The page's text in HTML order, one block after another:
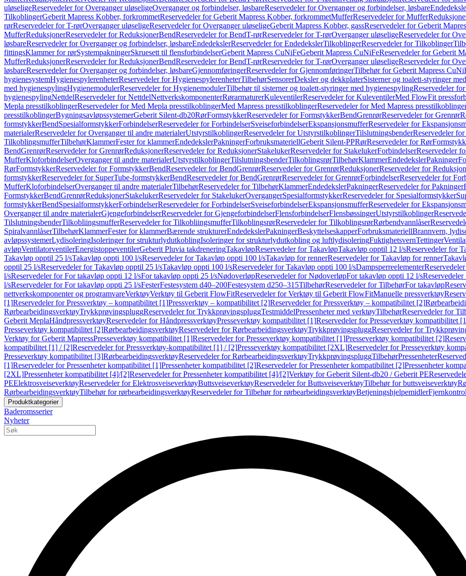
uløseligeReservedeler for Overganger uløseligeOverganger og forbindelser, løsbareReservedeler for Overganger og forbindelser, løsbare
TilkoblingerGeberit Mapress Kobber, forkrommetReservedeler for Geberit Mapress Kobber, forkrommetMufferReservedeler for Muffer
rørReservedeler for T-rørOverganger uløseligeReservedeler for Overganger uløseligeGeberit Mapress Kobber, gassReservedeler for Geberit
MufferReduksjonerReservedeler for ReduksjonerBendReservedeler for BendT-rørReservedeler for T-rørOverganger uløseligeReservedeler for
løsbareReservedeler for Overganger og forbindelser, løsbareEndedekslerReservedeler for EndedekslerTilkoblingerReservedeler for Tilkoblinger
fittingsKlammer for rørSystempakningerSkruesett til flensforbindelserGeberit Mapress CuNiFeGeberit Mapress CuNiFeReservedeler for Geberit
MufferReduksjonerReservedeler for ReduksjonerBendReservedeler for BendT-rørReservedeler for T-rørOverganger uløseligeReservedeler for
løsbareReservedeler for Overganger og forbindelser, løsbareGjennomføringerReservedeler for GjennomføringerTilbehør for Geberit Mapress
hygienesystemHygienespylerenheterReservedeler for HygienespylerenheterTilbehørSensorerDeksler og dekkplaterSisterner og toalett-styringer
med hygienespylingHygienemodulerReservedeler for HygienemodulerTilbehør til sisterner og toalett-styringer med hygienespylingReservedeler
hygienespylingNettdelReservedeler for NettdelNettverkskomponenterRørarmaturerKuleventilerReservedeler for KuleventilerMed FlowFit
Mepla presstilkoblingerReservedeler for Med Mepla presstilkoblingerMed Mapress presstilkoblingerReservedeler for Med Mapress
presstilkoblingerBygningsavløpssystemerGeberit Silent-db20RørFormstykkerReservedeler for FormstykkerBendGrenrørReservedeler for Grenrør
formstykkerBendSpesialformstykkerForbindelserReservedeler for ForbindelserSveiseforbindelserEkspansjonsmufferReservedeler for
materialerReservedeler for Overganger til andre materialerUtstyrstilkoblingerReservedeler for UtstyrstilkoblingerTilslutningsbenderReservedeler
TilkoblingsmufferTilbehørKlammerFester for klammerEndedekslerPakningerForbruksmateriellGeberit Silent-PPRørReservedeler for Rør
BendGrenrørReservedeler for GrenrørReduksjonerReservedeler for ReduksjonerStakelukerReservedeler for StakelukerForbindelserReservedeler
MufferKloforbindelserOverganger til andre materialerUtstyrstilkoblingerTilslutningsbenderTilkoblingsrørTilbehørKlammerEndedekslerPakninger
RørFormstykkerReservedeler for FormstykkerBendReservedeler for BendGrenrørReservedeler for GrenrørReduksjonerReservedeler for
formstykkerReservedeler for SuperTube-formstykkerBendReservedeler for BendGrenrørReservedeler for GrenrørForbindelserReservedeler for
MufferKloforbindelserOverganger til andre materialerTilbehørReservedeler for TilbehørKlammerEndedekslerPakningerReservedeler for Pakninger
FormstykkerBendGrenrørReduksjonerStakelukerReservedeler for StakelukerOvergangerSpesialformstykkerReservedeler for Spesialformstykker
formstykkerBendSpesialformstykkerForbindelserReservedeler for ForbindelserSveiseforbindelserEkspansjonsmufferReservedeler for
Overganger til andre materialerGjengeforbindelserReservedeler for GjengeforbindelserFlensforbindelserFlensbøssingerUtstyrstilkoblinger
TilslutningsbenderTilkobliingsmufferReservedeler for TilkobliingsmufferTilkoblingsrørReservedeler for TilkoblingsrørRørbendvannlåser
SpiralvannlåserTilbehørKlammerFester for klammerBærende strukturerEndedekslerPakningerBeskyttelseskapperForbruksmateriellBrannvern,
avløpssystemerLydisoleringIsoleringer for strukturlydutkoblingIsoleringer for strukturlydutkobling og luftlydisoleringFuktighetsvernTettinger
avløpVentilatorventilerEnergistoppeventilerGeberit Pluvia takdreneringTakavløpReservedeler for TakavløpTakavløp opptil 12 l/sReservedeler for
Takavløp opptil 25 l/sTakavløp oppti 100 l/sReservedeler for Takavløp oppti 100 l/sTakavløp for rennerReservedeler for Takavløp for renner
opptil 25 l/sReservedeler for Takavløp opptil 25 l/sTakavløp oppti 100 l/sReservedeler for Takavløp oppti 100 l/sDampsperreelementer
l/sReservedeler for For takavløp oppti 12 l/sFor takavløp oppti 25 l/sNødoverløpReservedeler for NødoverløpFor takavløp oppti 12 l/s
l/sReservedeler for For takavløp oppti 25 l/sFesterFestesystem d40–200Festesystem d250–315TilbehørReservedeler for TilbehørFor takavløp
nettverkskomponenter og programvareVerktøyVerktøy til Geberit FlowFitReservedeler for Verktøy til Geberit FlowFitManuelle pressverktøy
[1]Reservedeler for Pressverktøy – kompatibilitet [1]Pressverktøy – kompatibilitet [2]Reservedeler for Pressverktøy – kompatibilitet [2]
RørbearbeidingsverktøyTrykkprøvingspluggReservedeler for TrykkprøvingspluggTestmiddelPressenheter med verktøyTilbehørReservedeler for
Geberit MeplaHåndpressverktøyReservedeler for HåndpressverktøyPresseverktøy kompatibilitet [1]Reservedeler for Presseverktøy kompatibilitet
Presseverktøy kompatibilitet [2]RørbearbeidingsverktøyReservedeler for RørbearbeidingsverktøyTrykkprøvingspluggReservedeler for
Verktøy for Geberit MapressPresseverktøy kompatibilitet [1]Reservedeler for Presseverktøy kompatibilitet [1]Presseverktøy kompatibilitet [2]
kompatibilitet [1] / [2]Reservedeler for Pressverktøy-kompatibilitet [1] / [2]Presseverktøy kompatibilitet [2XL]Reservedeler for Presseverktøy
Presseverktøy kompatibilitet [3]RørbearbeidingsverktøyReservedeler for RørbearbeidingsverktøyTrykkprøvingspluggTilbehørPressenheter
[1]Reservedeler for Pressenheter kompatibilitet [1]Pressenheter kompatibilitet [2]Reservedeler for Pressenheter kompatibilitet [2]Pressenheter
[2XL]Pressenheter kompatibilitet [4]/[2]Reservedeler for Pressenheter kompatibilitet [4]/[2]Verktøy for Geberit Silent-db20 / Geberit PE
PEElektrosveiseverktøyReservedeler for ElektrosveiseverktøyButtsveiseverktøyReservedeler for ButtsveiseverktøyTilbehør for buttsveiseverktøy
RørbearbeidingsverktøyTilbehør for rørbearbeidingsverktøyReservedeler for Tilbehør for rørbearbeidingsverktøyBetjeningshjelpemidler
Produktkategorier
Baderomsserier
Nyheter